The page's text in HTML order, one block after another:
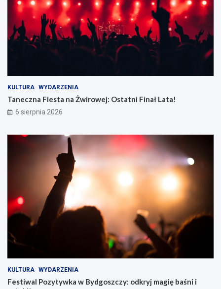
KULTURA WYDARZENIA
Taneczna Fiesta na Żwirowej: Ostatni Finał Lata!
6 sierpnia 2026
KULTURA WYDARZENIA
Festiwal Pozytywka w Bydgoszczy: odkryj magię baśni i